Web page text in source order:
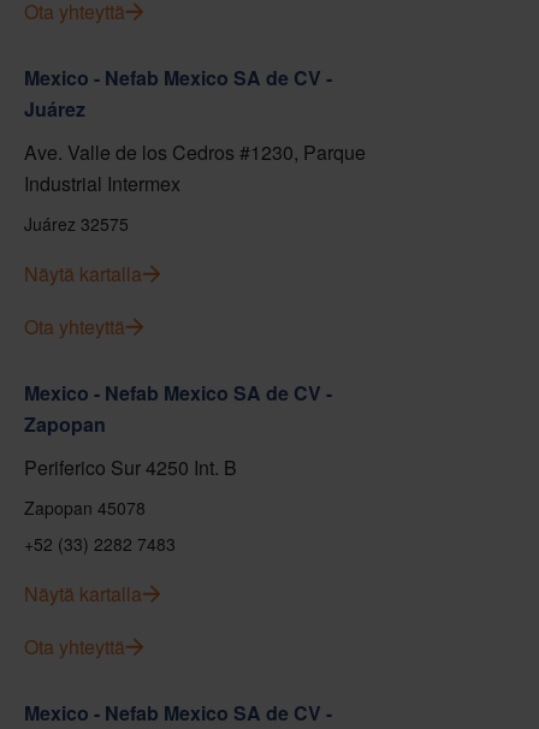
Ota yhteyttä
Mexico - Nefab Mexico SA de CV -
Juárez
Ave. Valle de los Cedros #1230, Parque
Industrial Intermex
Juárez 32575
Näytä kartalla
Ota yhteyttä
Mexico - Nefab Mexico SA de CV -
Zapopan
Periferico Sur 4250 Int. B
Zapopan 45078
+52 (33) 2282 7483
Näytä kartalla
Ota yhteyttä
Mexico - Nefab Mexico SA de CV -